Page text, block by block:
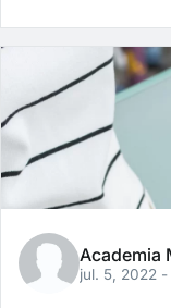
Academia
jul. 5, 2022 -